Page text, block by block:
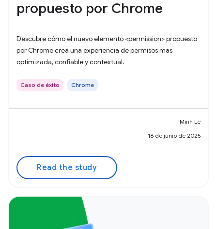
propuesto por Chrome
Descubre cómo el nuevo elemento <permission> propuesto
por Chrome crea una experiencia de permisos más
optimizada, confiable y contextual.
Caso de éxito Chrome
Minh Le
16 de junio de 2025
Read the study